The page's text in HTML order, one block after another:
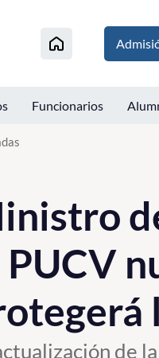
Funcionarios
PUCV
de